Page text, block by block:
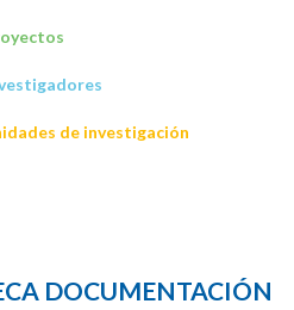
de investigación
DOCUMENTACIÓN